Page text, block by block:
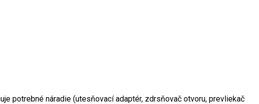
potrebné náradie (utesňovací adaptér, zdrsňovač otvoru, prevliekač